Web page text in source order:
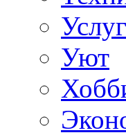
Уют